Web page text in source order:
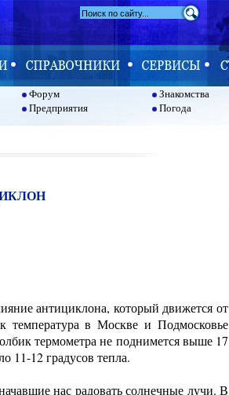
Форум
Предприятия
Знакомства
Погода
антициклона, который движется от
в Москве и Подмосковье
термометра не поднимется выше 17
11-12 градусов тепла.
нас радовать солнечные лучи. В